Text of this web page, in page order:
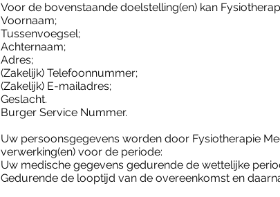
Voor de bovenstaande doelstelling(en) kan
Voornaam;
Tussenvoegsel;
Achternaam;
Adres;
(Zakelijk) Telefoonnummer;
(Zakelijk) E-mailadres;
Geslacht.
Burger Service Nummer.
Uw persoonsgegevens worden door Fysiotherapie
verwerking(en) voor de periode:
Uw medische gegevens gedurende de wettelijke
Gedurende de looptijd van de overeenkomst en